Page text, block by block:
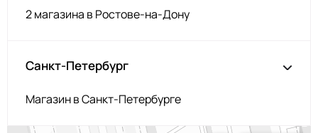
2 магазина в Ростове-на-Дону
Санкт-Петербург
Магазин в Санкт-Петербурге